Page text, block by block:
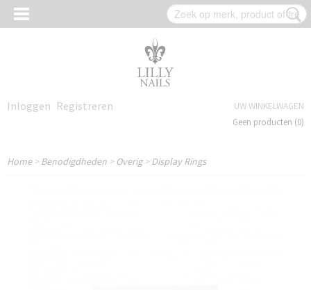
Inloggen Registreren
UW WINKELWAGEN
Geen producten (0)
Home>Benodigdheden > Overig>Display Rings